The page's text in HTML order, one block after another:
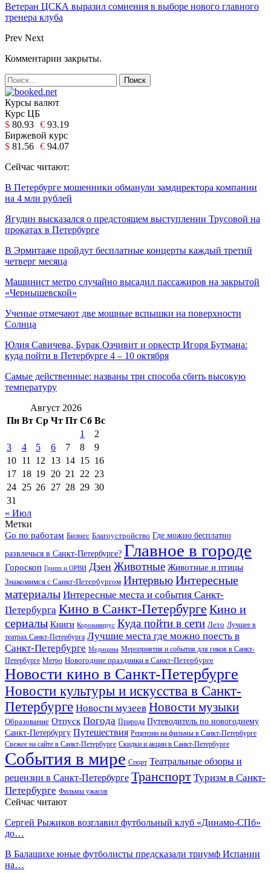
Ветеран ЦСКА выразил сомнения в выборе нового главного
тренера клуба
Prev Next
Комментарии закрыты.
Курсы валют
Курс ЦБ
$ 80.93 € 93.19
Биржевой курс
$ 81.56 € 94.07
Сейчас читают:
В Петербурге мошенники обманули замдиректора компании
на 4 млн рублей
Ягудин высказался о предстоящем выступлении Трусовой на
прокатах в Петербурге
В Эрмитаже пройдут бесплатные концерты каждый третий
четверг месяца
Машинист метро случайно высадил пассажиров на закрытой
«Чернышевской»
Ученые отмечают две мощные вспышки на поверхности
Солнца
Юлия Савичева, Бурак Озчивит и оркестр Игоря Бутмана:
куда пойти в Петербурге 4 – 10 октября
Самые действенные: названы три способа сбить высокую
температуру
Август 2026
Пн Вт Ср Чт Пт Сб Вс
1
2
3
4 5 6 7 8
9
10 11 12 13 14 15 16
17 18 19 20 21 22 23
24 25 26 27 28 29 30
31
« Июл
Метки
Go по работам Бизнес Благоустройство Где можно бесплатно
развлечься в Санкт-Петербурге? Главное в городе
Гороскоп Грипп и ОРВИ Дзен Животные Животные и птицы
Знакомимся с Санкт-Петербургом ИнтервьюИнтересные
материалы Интересные места и события Санкт-
Петербурга Кино в Санкт-Петербурге Кино и
сериалы Книги Коронавирус Куда пойти в сети Лето Лучшее в
театрах Санкт-Петербурга Лучшие места где можно поесть в
Санкт-Петербурге Медицина Мероприятия и события для гиков в Санкт-
Петербурге Метро Новогодние праздники в Санкт-Петербурге
Новости кино в Санкт-Петербурге
Новости культуры и искусства в Санкт-
Петербурге Новости музеев Новости музыки
Образование Отпуск Погода Природа Путеводитель по новогоднему
Санкт-Петербургу Путешествия Рецензии на фильмы в Санкт-Петербурге
Свежее на сайте в Санкт-Петербурге Скидки и акции в Санкт-Петербурге
События в мире Спорт Театральные обзоры и
рецензии в Санкт-Петербурге Транспорт Туризм в Санкт-
Петербурге Фильмы ужасов
Сейчас читают
Сергей Рыжиков возглавил футбольный клуб «Динамо-СПб»
до…
В Балашихе юные футболисты предсказали триумф Испании
на…